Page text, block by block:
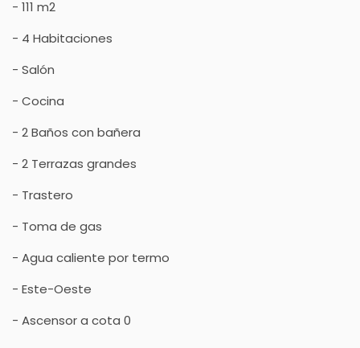
- 111 m2
- 4 Habitaciones
- Salón
- Cocina
- 2 Baños con bañera
- 2 Terrazas grandes
- Trastero
- Toma de gas
- Agua caliente por termo
- Este-Oeste
- Ascensor a cota 0